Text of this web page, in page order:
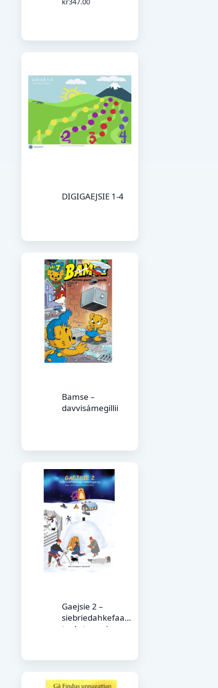
DIGIGAEJSIE 1-4
Bamse –
davvisámegillii
Gaejsie 2 –
siebriedahkefaage
teekstegærja